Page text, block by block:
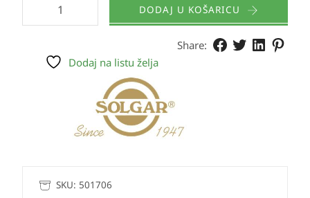
DODAJ U KOŠARICU
Share:
Dodaj na listu želja
SKU: 501706